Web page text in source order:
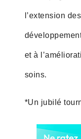
l’extension
et à
soins.
*Un jubilé